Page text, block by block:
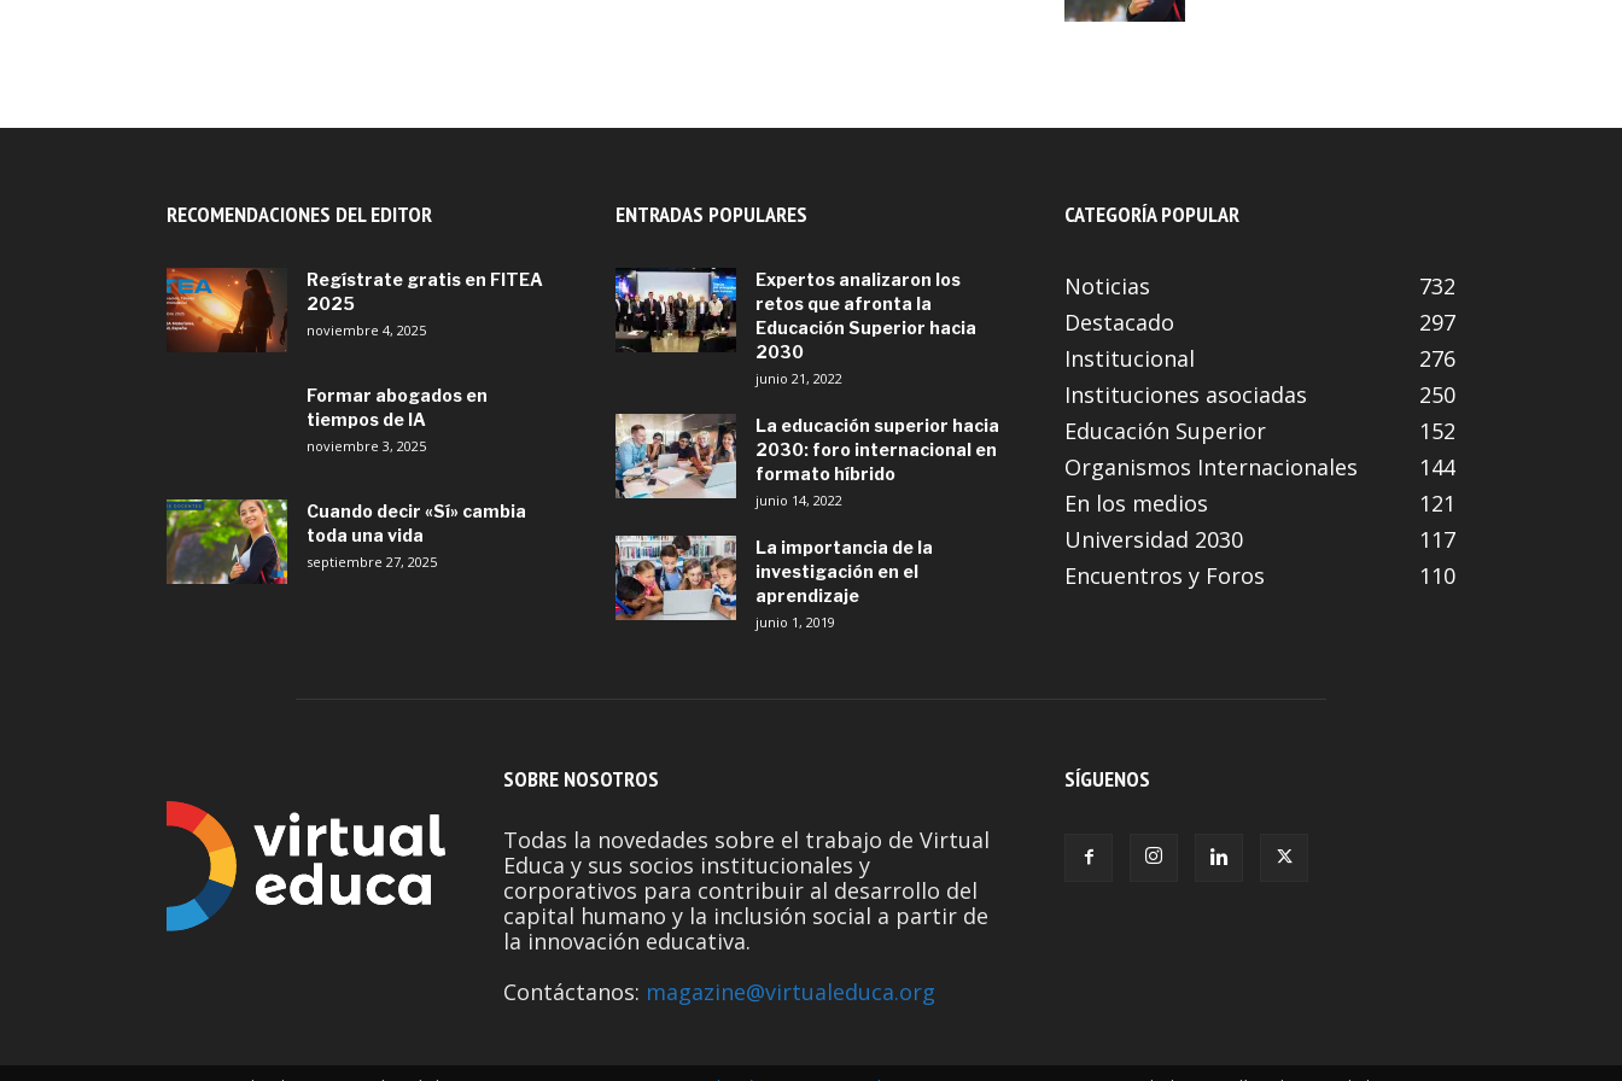
RECOMENDACIONES DEL EDITOR
Regístrate gratis en FITEA
2025
noviembre 4, 2025
Formar abogados en
tiempos de IA
noviembre 3, 2025
Cuando decir «Sí» cambia
toda una vida
septiembre 27, 2025
ENTRADAS POPULARES
Expertos analizaron los
retos que afronta la
Educación Superior hacia
2030
junio 21, 2022
La educación superior hacia
2030: foro internacional en
formato híbrido
junio 14, 2022
La importancia de la
investigación en el
aprendizaje
junio 1, 2019
CATEGORÍA POPULAR
Noticias
732
Destacado
297
Institucional
276
Instituciones asociadas
250
Educación Superior
152
Organismos Internacionales
144
En los medios
121
Universidad 2030
117
Encuentros y Foros
110
SOBRE NOSOTROS
Todas la novedades sobre el trabajo de Virtual
Educa y sus socios institucionales y
corporativos para contribuir al desarrollo del
capital humano y la inclusión social a partir de
la innovación educativa.
Contáctanos: magazine@virtualeduca.org
SÍGUENOS